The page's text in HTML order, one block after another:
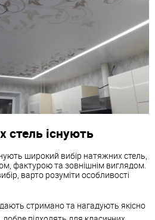
стель існують
широкий вибір натяжних стель,
фактурою та зовнішнім виглядом.
варто розуміти особливості
стримано та нагадують якісно